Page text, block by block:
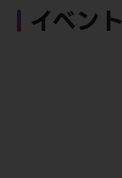
イベン